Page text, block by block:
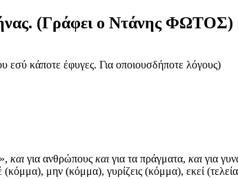
(Γράφει ο Ντάνης ΦΩΤΟΣ)
εσύ κάποτε έφυγες. Για οποιουσδήποτε λόγους)
», και για ανθρώπους και για τα πράγματα, και για
μην (κόμμα), γυρίζεις (κόμμα), εκεί